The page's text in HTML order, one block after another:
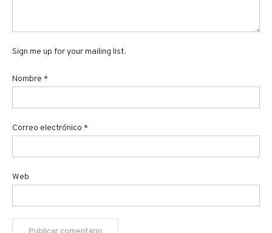
Sign me up for your mailing list.
Nombre *
Correo electrónico *
Web